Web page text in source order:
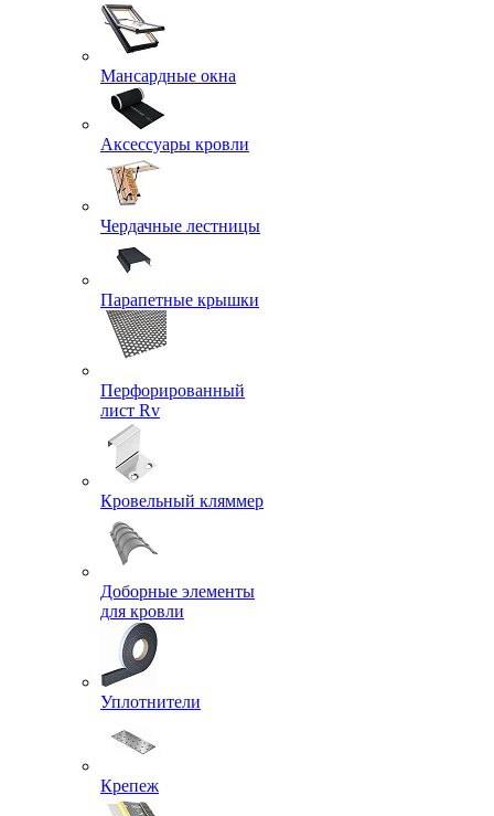
Мансардные окна
Аксессуары кровли
Чердачные лестницы
Парапетные крышки
Перфорированный
лист Rv
Кровельный кляммер
Доборные элементы
для кровли
Уплотнители
Крепеж